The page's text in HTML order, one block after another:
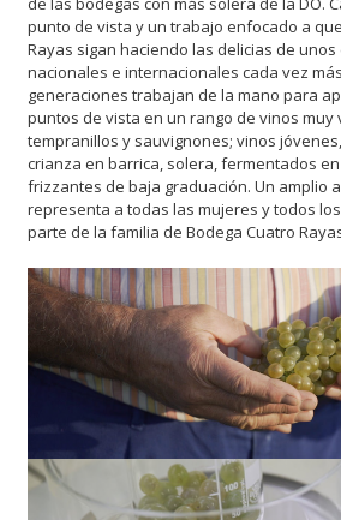
punto de vista y un trabajo enfocado a
Rayas sigan haciendo las delicias de
nacionales e internacionales cada vez
generaciones trabajan de la mano para
puntos de vista en un rango de vinos muy
tempranillos y sauvignones; vinos
crianza en barrica, solera, fermentados
frizzantes de baja graduación. Un amplio
representa a todas las mujeres y todos
parte de la familia de Bodega Cuatro